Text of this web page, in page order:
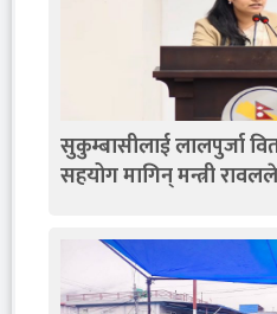
सुकुम्बासीलाई लालपुर्जा
सहयोग मागिन् मन्त्री रावलले